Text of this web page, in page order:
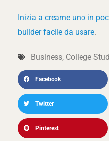
Inizia a crearne uno in
builder facile da usare.
Business, College
Facebook
Twitter
Pinterest